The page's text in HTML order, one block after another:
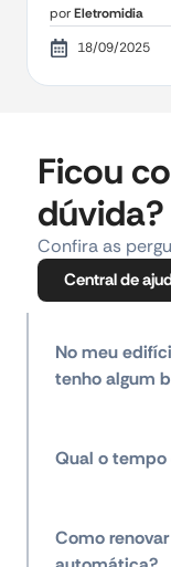
porEletromidia
18/09/2025
Ficou
dúvida?
Confira as
Central de
No meu
tenho algum
Qual o tempo
Como